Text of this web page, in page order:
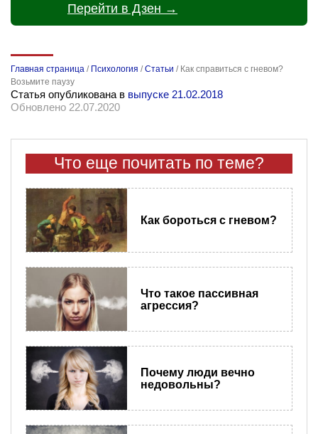
Перейти в Дзен →
Главная страница / Психология /Статьи / Как справиться с гневом?
Возьмите паузу
Статья опубликована в выпуске 21.02.2018
Обновлено 22.07.2020
Что еще почитать по теме?
Как бороться с гневом?
Что такое пассивная
агрессия?
Почему люди вечно
недовольны?